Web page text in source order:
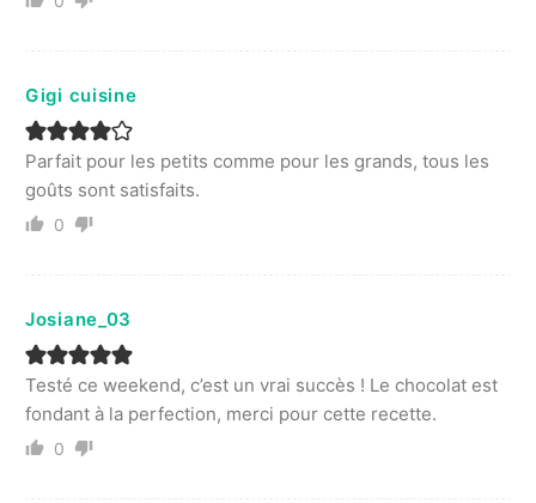
Gigi cuisine
Parfait pour les petits comme pour les grands, tous les
goûts sont satisfaits.
0
Josiane_03
Testé ce weekend, c’est un vrai succès ! Le chocolat est
fondant à la perfection, merci pour cette recette.
0